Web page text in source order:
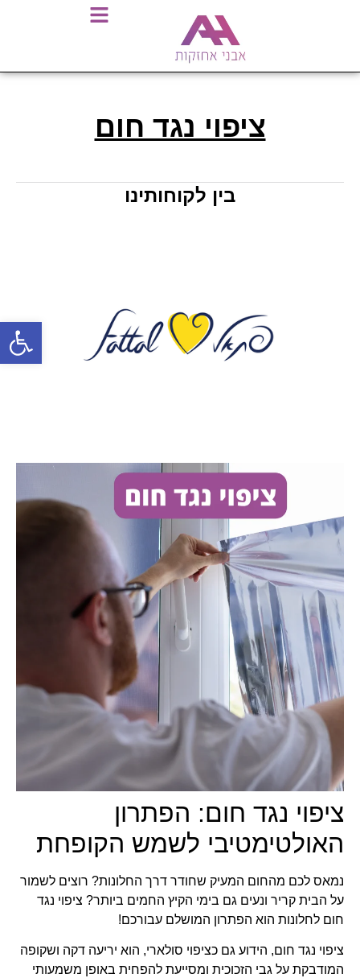
ציפוי נגד חום
בין לקוחותינו
ציפוי נגד חום: הפתרון
האולטימטיבי לשמש הקופחת
נמאס לכם מהחום המעיק שחודר דרך החלונות? רוצים לשמור
על הבית קריר ונעים גם בימי הקיץ החמים ביותר? ציפוי נגד
חום לחלונות הוא הפתרון המושלם עבורכם!
ציפוי נגד חום, הידוע גם כציפוי סולארי, הוא יריעה דקה ושקופה
המודבקת על גבי הזכוכית ומסייעת להפחית באופן משמעותי
פתח